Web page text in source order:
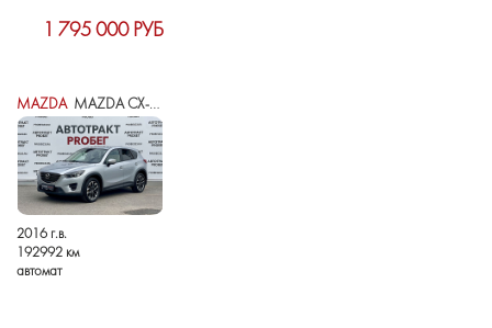
1 795 000 РУБ
MAZDAMAZDA CX-5 I РЕСТАЙЛИНГ
2016 г.в.
192992 км
автомат